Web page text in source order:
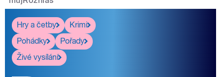
Hry a četby
Krimi
Pohádky
Pořady
Živé vysílání